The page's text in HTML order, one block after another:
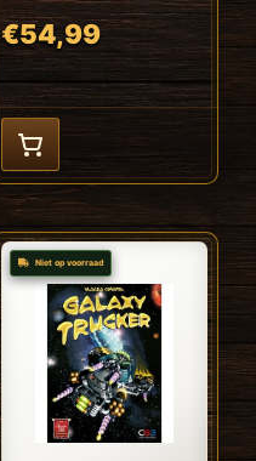
€54,99
Niet op voorraad